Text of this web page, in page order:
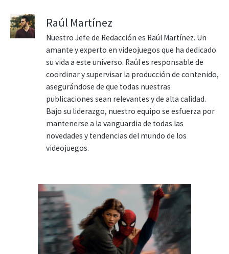
Raúl Martínez
Nuestro Jefe de Redacción es Raúl Martínez. Un
amante y experto en videojuegos que ha dedicado
su vida a este universo. Raúl es responsable de
coordinar y supervisar la producción de contenido,
asegurándose de que todas nuestras
publicaciones sean relevantes y de alta calidad.
Bajo su liderazgo, nuestro equipo se esfuerza por
mantenerse a la vanguardia de todas las
novedades y tendencias del mundo de los
videojuegos.